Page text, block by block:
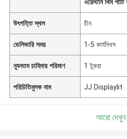
ওয়েস্টার্ন থিম
উৎপত্তি স্থল চীন
ডেলিভারি সময় 1-5 কার্যদিবস
ন্যূনতম চাহিদার পরিমাণ 1 টুকরা
পরিচিতিমুলক নাম JJ Displaylit
আরো দেখুন